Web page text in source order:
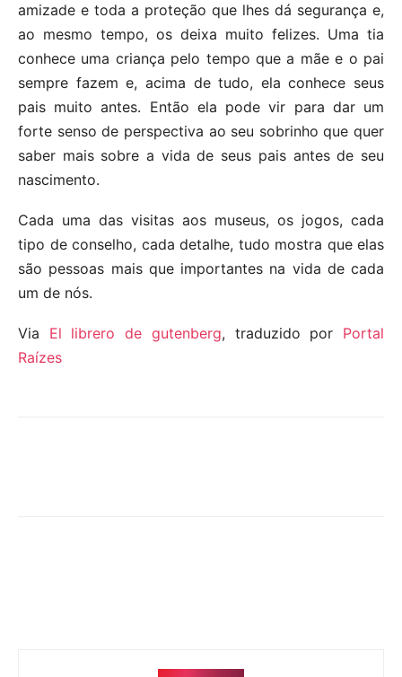
amizade e toda a proteção que lhes dá segurança e,
ao mesmo tempo, os deixa muito felizes. Uma tia
conhece uma criança pelo tempo que a mãe e o pai
sempre fazem e, acima de tudo, ela conhece seus
pais muito antes. Então ela pode vir para dar um
forte senso de perspectiva ao seu sobrinho que quer
saber mais sobre a vida de seus pais antes de seu
nascimento.
Cada uma das visitas aos museus, os jogos, cada
tipo de conselho, cada detalhe, tudo mostra que elas
são pessoas mais que importantes na vida de cada
um de nós.
Via El librero de gutenberg, traduzido por Portal
Raízes